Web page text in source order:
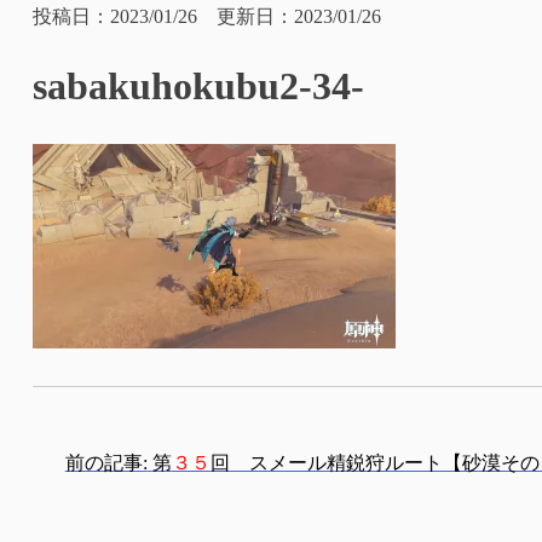
投稿日：2023/01/26 更新日：2023/01/26
sabakuhokubu2-34-
投前の記事: 第３５ 回 スメール精鋭狩ルート【砂漠その